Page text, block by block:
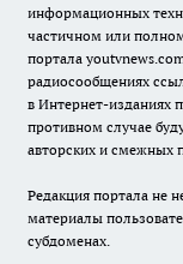
информационных
частичном или
портала
радиосообщениях
в Интернет-изданиях
противном случае
авторских и смежных
Редакция портала не
материалы
субдоменах.